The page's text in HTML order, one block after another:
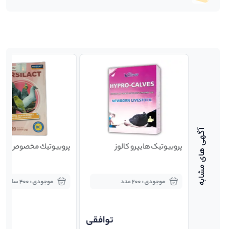
سگ پروبیوتیک هایپرو کالوز
موجودی : 200 عدد
توافقی
پروبيوتيك مخصوص
موجودی : 400 ساشه